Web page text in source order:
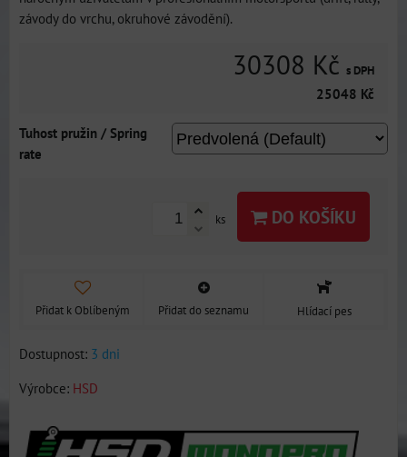
závody do vrchu, okruhové závodění).
30308 Kč s DPH
25048 Kč
Tuhost pružin / Spring
rate
ks DO KOŠÍKU
Přidat k Oblíbeným Přidat do seznamu Hlídací pes
Dostupnost: 3 dni
Výrobce: HSD